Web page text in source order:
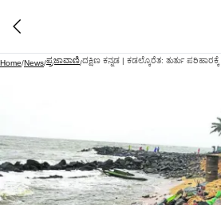
Home/News/ಪ್ರಜಾವಾಣಿ/ದಕ್ಷಿಣ ಕನ್ನಡ | ಕಡಲ್ಕೊರೆತ: ತುರ್ತು